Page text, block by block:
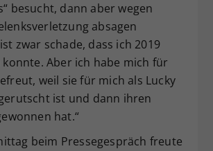
besucht, dann aber wegen
absagen
zwar schade, dass ich 2019
Aber ich habe mich für
weil sie für mich als Lucky
ist und dann ihren
hat.“
beim Pressegespräch freute